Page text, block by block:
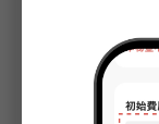
担保公司